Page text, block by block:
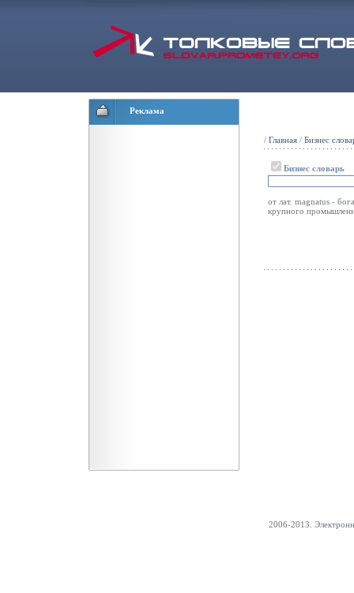
Реклама
/ Главная / Бизнес
Бизнес словарь
от лат. magnatus -
крупного
2006-2013.